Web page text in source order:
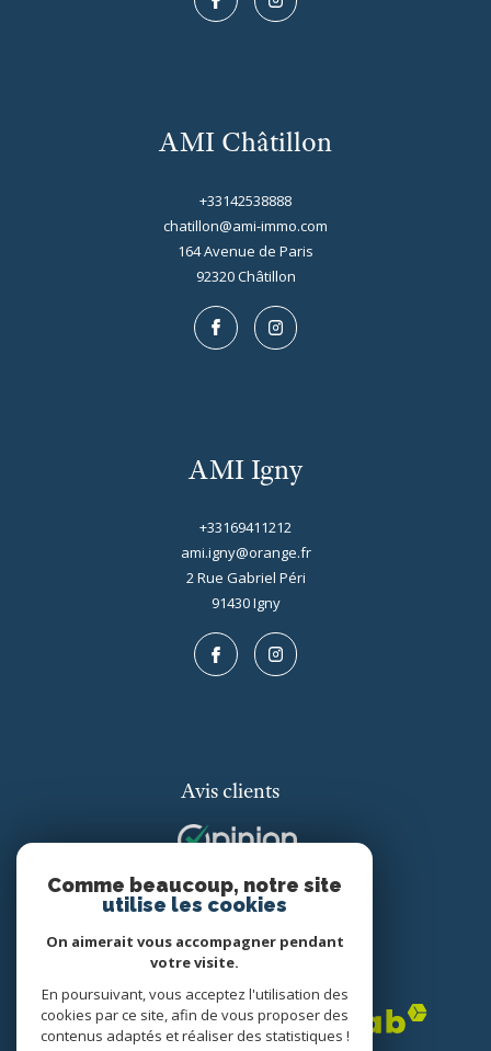
AMI Châtillon
+33142538888
chatillon@ami-immo.com
164 Avenue de Paris
92320 châtillon
AMI Igny
+33169411212
ami.igny@orange.fr
2 Rue Gabriel Péri
91430 igny
Avis clients
Adhérents
Comme beaucoup, notre site
utilise les cookies
On aimerait vous accompagner pendant
votre visite.
En poursuivant, vous acceptez l'utilisation des
cookies par ce site, afin de vous proposer des
contenus adaptés et réaliser des statistiques !